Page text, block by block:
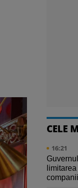
CELE
16:21
companii